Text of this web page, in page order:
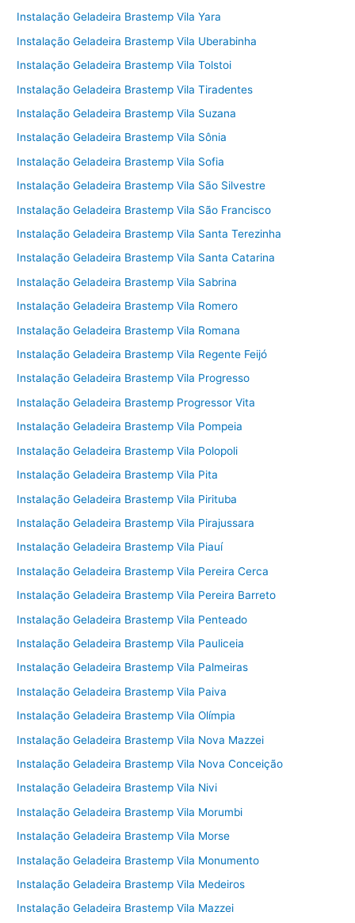
Instalação Geladeira Brastemp Vila Yara
Instalação Geladeira Brastemp Vila Uberabinha
Instalação Geladeira Brastemp Vila Tolstoi
Instalação Geladeira Brastemp Vila Tiradentes
Instalação Geladeira Brastemp Vila Suzana
Instalação Geladeira Brastemp Vila Sônia
Instalação Geladeira Brastemp Vila Sofia
Instalação Geladeira Brastemp Vila São Silvestre
Instalação Geladeira Brastemp Vila São Francisco
Instalação Geladeira Brastemp Vila Santa Terezinha
Instalação Geladeira Brastemp Vila Santa Catarina
Instalação Geladeira Brastemp Vila Sabrina
Instalação Geladeira Brastemp Vila Romero
Instalação Geladeira Brastemp Vila Romana
Instalação Geladeira Brastemp Vila Regente Feijó
Instalação Geladeira Brastemp Vila Progresso
Instalação Geladeira Brastemp Progressor Vita
Instalação Geladeira Brastemp Vila Pompeia
Instalação Geladeira Brastemp Vila Polopoli
Instalação Geladeira Brastemp Vila Pita
Instalação Geladeira Brastemp Vila Pirituba
Instalação Geladeira Brastemp Vila Pirajussara
Instalação Geladeira Brastemp Vila Piauí
Instalação Geladeira Brastemp Vila Pereira Cerca
Instalação Geladeira Brastemp Vila Pereira Barreto
Instalação Geladeira Brastemp Vila Penteado
Instalação Geladeira Brastemp Vila Pauliceia
Instalação Geladeira Brastemp Vila Palmeiras
Instalação Geladeira Brastemp Vila Paiva
Instalação Geladeira Brastemp Vila Olímpia
Instalação Geladeira Brastemp Vila Nova Mazzei
Instalação Geladeira Brastemp Vila Nova Conceição
Instalação Geladeira Brastemp Vila Nivi
Instalação Geladeira Brastemp Vila Morumbi
Instalação Geladeira Brastemp Vila Morse
Instalação Geladeira Brastemp Vila Monumento
Instalação Geladeira Brastemp Vila Medeiros
Instalação Geladeira Brastemp Vila Mazzei